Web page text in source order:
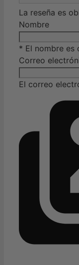
La reseña es
Nombre
* El nombre es
Correo
El correo